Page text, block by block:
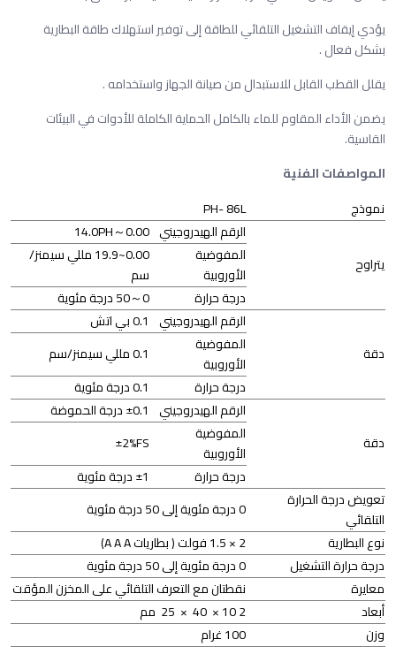
يؤدي إيقاف التشغيل التلقائي للطاقة إلى توفير استهلاك طاقة البطارية
بشكل فعال .
يقلل القطب القابل للاستبدال من صيانة الجهاز واستخدامه .
يضمن الأداء المقاوم للماء بالكامل الحماية الكاملة للأدوات في البيئات
القاسية.
المواصفات الفنية
نموذج
PH- 86L
يتراوح
الرقم الهيدروجيني 0.00～14.0PH
المفوضية
الأوروبية
0.00~19.9 مللي سيمنز/
سم
درجة حرارة
0～50 درجة مئوية
دقة
الرقم الهيدروجيني 0.1 بي اتش
المفوضية
الأوروبية
0.1 مللي سيمنز/سم
درجة حرارة
0.1 درجة مئوية
دقة
الرقم الهيدروجيني ±0.1 درجة الحموضة
المفوضية
الأوروبية
±2%FS
درجة حرارة
±1 درجة مئوية
تعويض درجة الحرارة
التلقائي
0 درجة مئوية إلى 50 درجة مئوية
نوع البطارية
2 × 1.5 فولت ( بطاريات A A A)
درجة حرارة التشغيل
0 درجة مئوية إلى 50 درجة مئوية
معايرة
نقطتان مع التعرف التلقائي على المخزن المؤقت
أبعاد
2 10 × 40 × 25 مم
وزن
100 غرام